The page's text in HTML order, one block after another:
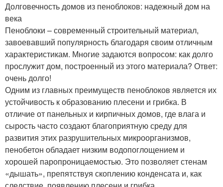
Долговечность домов из пеноблоков: надежный дом на
века
Пеноблоки – современный строительный материал,
завоевавший популярность благодаря своим отличным
характеристикам. Многие задаются вопросом: как долго
прослужит дом, построенный из этого материала? Ответ:
очень долго!
Одним из главных преимуществ пеноблоков является их
устойчивость к образованию плесени и грибка. В
отличие от панельных и кирпичных домов, где влага и
сырость часто создают благоприятную среду для
развития этих разрушительных микроорганизмов,
пенобетон обладает низким водопоглощением и
хорошей паропроницаемостью. Это позволяет стенам
«дышать», препятствуя скоплению конденсата и, как